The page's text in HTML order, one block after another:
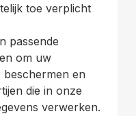
toe verplicht
passende
om uw
beschermen en
die in onze
verwerken.